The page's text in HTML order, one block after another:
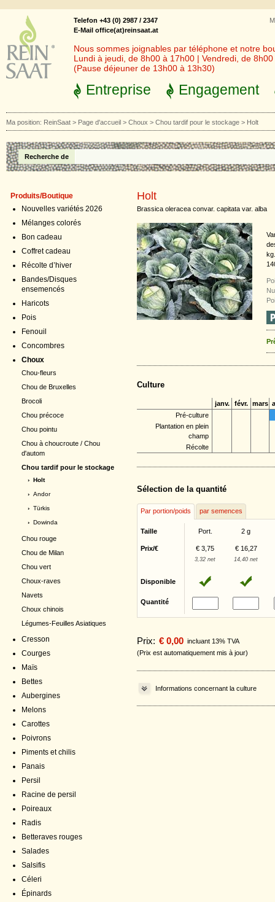
Telefon +43 (0) 2987 / 2347
E-Mail office(at)reinsaat.at
Nous sommes joignables par téléphone et notre
Lundi à jeudi, de 8h00 à 17h00 | Vendredi, de
(Pause déjeuner de 13h00 à 13h30)
Entreprise Engagement
Ma position: ReinSaat > Page d'accueil > Choux > Chou tardif pour le stockage > Holt
Recherche de
Produits/Boutique
Nouvelles variétés 2026
Mélanges colorés
Bon cadeau
Coffret cadeau
Récolte d’hiver
Bandes/Disques
ensemencés
Haricots
Pois
Fenouil
Concombres
Choux
Chou-fleurs
Chou de Bruxelles
Brocoli
Chou précoce
Chou pointu
Chou à choucroute / Chou
d'autom
Chou tardif pour le stockage
› Holt
› Andor
› Türkis
› Dowinda
Chou rouge
Chou de Milan
Chou vert
Choux-raves
Navets
Choux chinois
Légumes-Feuilles Asiatiques
Cresson
Courges
Maïs
Bettes
Aubergines
Melons
Carottes
Poivrons
Piments et chilis
Panais
Persil
Racine de persil
Poireaux
Radis
Betteraves rouges
Salades
Salsifis
Céleri
Épinards
Holt
Brassica oleracea convar. capitata var. alba
Culture
janv. févr. mars
Pré-culture
Plantation en plein
champ
Récolte
Sélection de la quantité
Par portion/poids par semences
Taille Port. 2 g
Prix/€ € 3,75 € 16,27
3,32 net 14,40 net
Disponible
Quantité
Prix: € 0,00 incluant 13% TVA
(Prix est automatiquement mis à jour)
Informations concernant la culture